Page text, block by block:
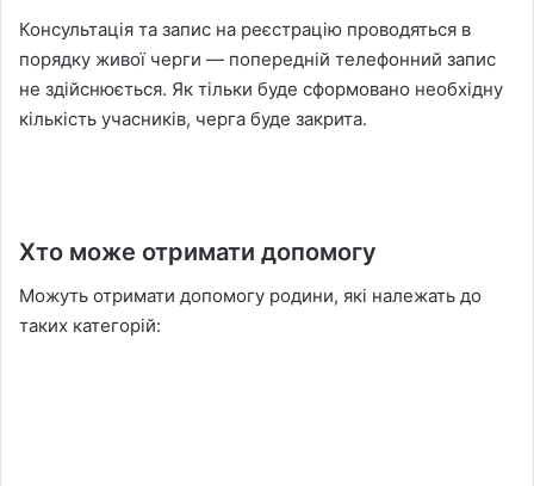
Консультація та запис на реєстрацію проводяться в
порядку живої черги — попередній телефонний запис
не здійснюється. Як тільки буде сформовано необхідну
кількість учасників, черга буде закрита.
Хто може отримати допомогу
Можуть отримати допомогу родини, які належать до
таких категорій: